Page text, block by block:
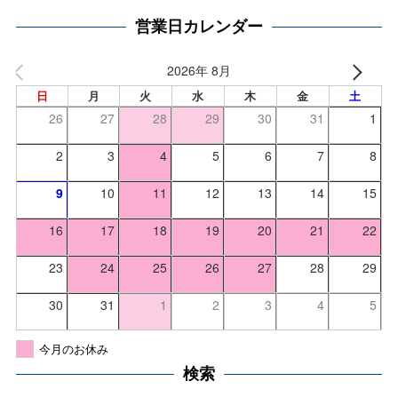
営業日カレンダー
2026年 8月
日 月 火 水 木 金 土
26 27 28 29 30 31 1
2 3 4 5 6 7 8
9 10 11 12 13 14 15
16 17 18 19 20 21 22
23 24 25 26 27 28 29
30 31 1 2 3 4 5
今月のお休み
検索